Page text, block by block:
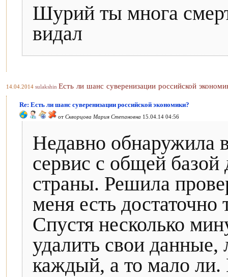
Шурий ты многа
видал
14.04.2014 sulakshin Есть ли шанс суверенизации российской
Re: Есть ли шанс суверенизации российской экономики?
от Скворцова Мария Степановна 15.04.14 04:56
Недавно обнаружила
сервис с общей
страны. Решила
меня есть достаточно
Спустя несколько
удалить свои
каждый, а то мало